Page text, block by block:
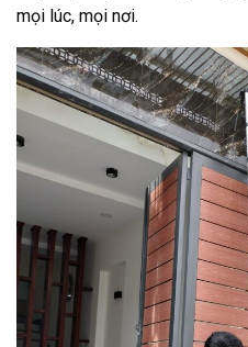
mọi lúc, mọi nơi.